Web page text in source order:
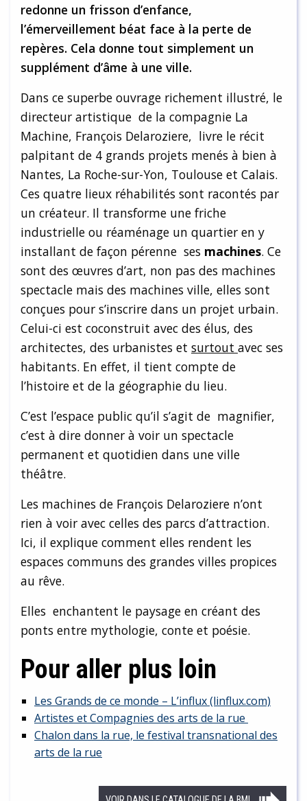
redonne un frisson d’enfance,
l’émerveillement béat face à la perte de
repères. Cela donne tout simplement un
supplément d’âme à une ville.
Dans ce superbe ouvrage richement illustré, le
directeur artistique de la compagnie La
Machine, François Delaroziere, livre le récit
palpitant de 4 grands projets menés à bien à
Nantes, La Roche-sur-Yon, Toulouse et Calais.
Ces quatre lieux réhabilités sont racontés par
un créateur. Il transforme une friche
industrielle ou réaménage un quartier en y
installant de façon pérenne ses machines. Ce
sont des œuvres d’art, non pas des machines
spectacle mais des machines ville, elles sont
conçues pour s’inscrire dans un projet urbain.
Celui-ci est coconstruit avec des élus, des
architectes, des urbanistes et surtout avec ses
habitants. En effet, il tient compte de
l’histoire et de la géographie du lieu.
C’est l’espace public qu’il s’agit de magnifier,
c’est à dire donner à voir un spectacle
permanent et quotidien dans une ville
théâtre.
Les machines de François Delaroziere n’ont
rien à voir avec celles des parcs d’attraction.
Ici, il explique comment elles rendent les
espaces communs des grandes villes propices
au rêve.
Elles enchantent le paysage en créant des
ponts entre mythologie, conte et poésie.
Pour aller plus loin
Les Grands de ce monde – L’influx (linflux.com)
Artistes et Compagnies des arts de la rue
Chalon dans la rue, le festival transnational des
arts de la rue